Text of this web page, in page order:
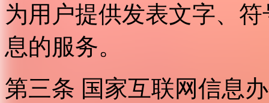
为用户提供发表文字、
息的服务。
第三条 国家互联网信息